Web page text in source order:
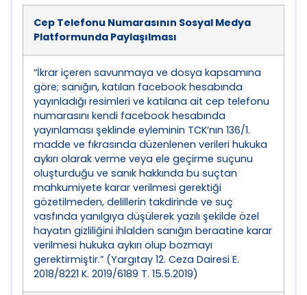
Cep Telefonu Numarasının Sosyal Medya
Platformunda Paylaşılması
“İkrar içeren savunmaya ve dosya kapsamına
göre; sanığın, katılan facebook hesabında
yayınladığı resimleri ve katılana ait cep telefonu
numarasını kendi facebook hesabında
yayınlaması şeklinde eyleminin TCK’nın 136/1.
madde ve fıkrasında düzenlenen verileri hukuka
aykırı olarak verme veya ele geçirme suçunu
oluşturduğu ve sanık hakkında bu suçtan
mahkumiyete karar verilmesi gerektiği
gözetilmeden, delillerin takdirinde ve suç
vasfında yanılgıya düşülerek yazılı şekilde özel
hayatın gizliliğini ihlalden sanığın beraatine karar
verilmesi hukuka aykırı olup bozmayı
gerektirmiştir.” (Yargıtay 12. Ceza Dairesi E.
2018/8221 K. 2019/6189 T. 15.5.2019)